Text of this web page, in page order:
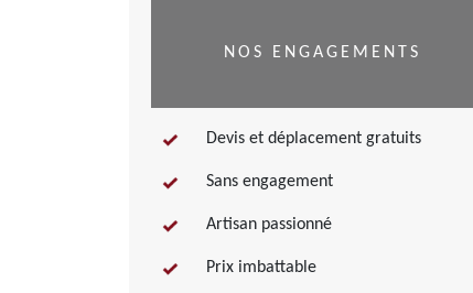
NOS ENGAGEMENTS
Devis et déplacement gratuits
Sans engagement
Artisan passionné
Prix imbattable